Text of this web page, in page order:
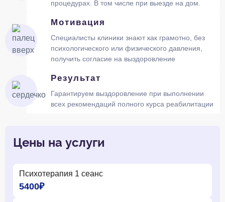
процедурах. В том числе при выезде на дом.
Мотивация
Специалисты клиники знают как грамотно, без
психологического или физического давления,
получить согласие на выздоровление
Результат
Гарантируем выздоровление при выполнении
всех рекомендаций полного курса реабилитации
Цены на услуги
Психотерапия 1 сеанс
5400₽